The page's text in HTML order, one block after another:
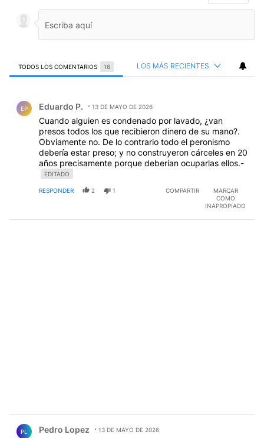
TODOS LOS COMENTARIOS 16 LOS MÁS RECIENTES
EP Eduardo P. 13 DE MAYO DE 2026
Cuando alguien es condenado por lavado, ¿van
presos todos los que recibieron dinero de su mano?.
Obviamente no. De lo contrario todo el peronismo
debería estar preso; y no construyeron cárceles en 20
años precisamente porque deberían ocuparlas ellos.-
EDITADO
RESPONDER 2 1 COMPARTIR
MARCAR
COMO
INAPROPIADO
PL Pedro Lopez 13 DE MAYO DE 2026